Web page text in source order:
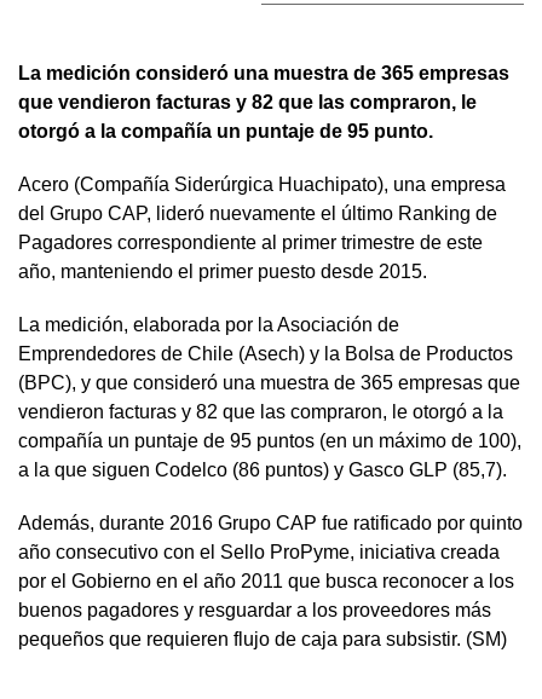
La medición consideró una muestra de 365 empresas
que vendieron facturas y 82 que las compraron, le
otorgó a la compañía un puntaje de 95 punto.
Acero (Compañía Siderúrgica Huachipato), una empresa
del Grupo CAP, lideró nuevamente el último Ranking de
Pagadores correspondiente al primer trimestre de este
año, manteniendo el primer puesto desde 2015.
La medición, elaborada por la Asociación de
Emprendedores de Chile (Asech) y la Bolsa de Productos
(BPC), y que consideró una muestra de 365 empresas que
vendieron facturas y 82 que las compraron, le otorgó a la
compañía un puntaje de 95 puntos (en un máximo de 100),
a la que siguen Codelco (86 puntos) y Gasco GLP (85,7).
Además, durante 2016 Grupo CAP fue ratificado por quinto
año consecutivo con el Sello ProPyme, iniciativa creada
por el Gobierno en el año 2011 que busca reconocer a los
buenos pagadores y resguardar a los proveedores más
pequeños que requieren flujo de caja para subsistir. (SM)